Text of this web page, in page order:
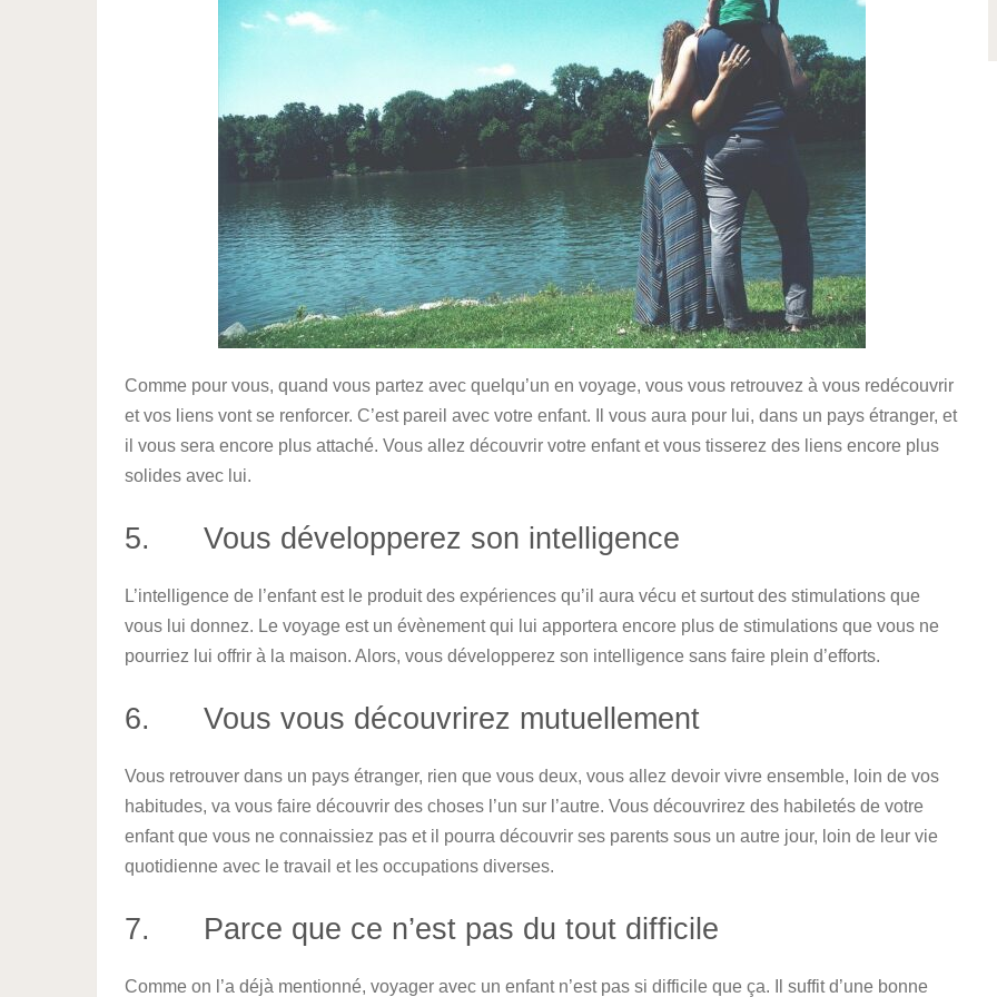
Comme pour vous, quand vous partez avec quelqu’un en voyage, vous vous retrouvez à vous redécouvrir
et vos liens vont se renforcer. C’est pareil avec votre enfant. Il vous aura pour lui, dans un pays étranger, et
il vous sera encore plus attaché. Vous allez découvrir votre enfant et vous tisserez des liens encore plus
solides avec lui.
5. Vous développerez son intelligence
L’intelligence de l’enfant est le produit des expériences qu’il aura vécu et surtout des stimulations que
vous lui donnez. Le voyage est un évènement qui lui apportera encore plus de stimulations que vous ne
pourriez lui offrir à la maison. Alors, vous développerez son intelligence sans faire plein d’efforts.
6. Vous vous découvrirez mutuellement
Vous retrouver dans un pays étranger, rien que vous deux, vous allez devoir vivre ensemble, loin de vos
habitudes, va vous faire découvrir des choses l’un sur l’autre. Vous découvrirez des habiletés de votre
enfant que vous ne connaissiez pas et il pourra découvrir ses parents sous un autre jour, loin de leur vie
quotidienne avec le travail et les occupations diverses.
7. Parce que ce n’est pas du tout difficile
Comme on l’a déjà mentionné, voyager avec un enfant n’est pas si difficile que ça. Il suffit d’une bonne